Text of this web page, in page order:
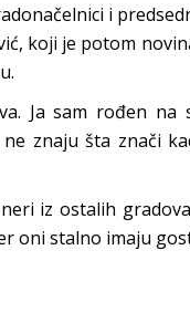
i
koji je potom
Ja sam rođen na
znaju šta znači
iz ostalih
oni stalno imaju